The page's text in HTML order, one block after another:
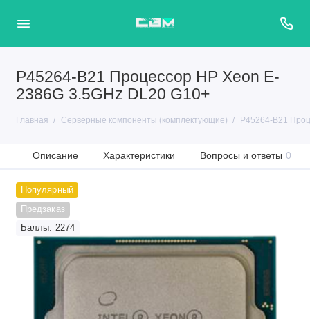
P45264-B21 Процессор HP Xeon E-
2386G 3.5GHz DL20 G10+
Главная Серверные компоненты (комплектующие) P45264-B21
Описание Характеристики Вопросы и ответы 0
Популярный
Предзаказ
Баллы: 2274